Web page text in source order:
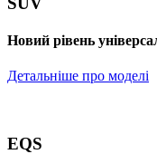
Новий рівень
Детальніше про моделі
EQS